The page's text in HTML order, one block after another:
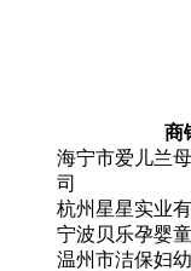
商
海宁市爱儿兰
司
杭州星星实业
宁波贝乐孕婴
温州市洁保妇